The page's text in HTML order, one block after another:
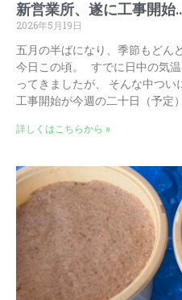
新営業所、遂に工事開始
2026年5月19日
五月の半ばになり、季節もどん
今日この頃。 すでに日中の気
ってきましたが、 そんな中つ
工事開始が今週の二十日（予定
詳しくはこちらから »